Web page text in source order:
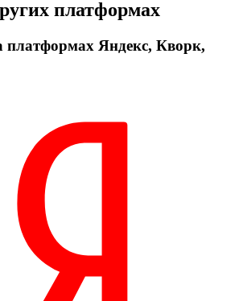
платформах
платформах Яндекс, Кворк,